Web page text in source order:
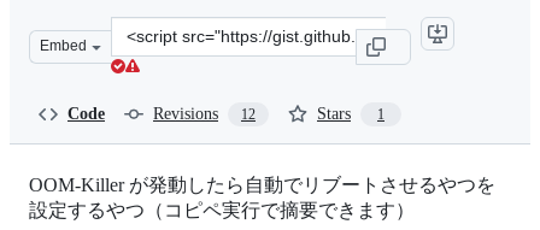
Embed
Clone
this
Code Revisions 12 Stars 1
OOM-Killer が発動したら自動でリブートさせるやつを
設定するやつ（コピペ実行で摘要できます）